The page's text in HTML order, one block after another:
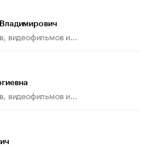
видеофильмов и...
видеофильмов и...